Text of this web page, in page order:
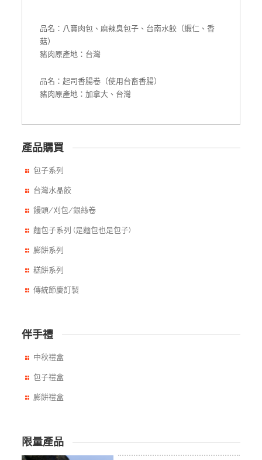
品名：八寶肉包、麻辣臭包子、台南水餃（蝦仁、香
菇）
豬肉原產地：台灣
品名：起司香腸卷（使用台畜香腸）
豬肉原產地：加拿大、台灣
產品購買
包子系列
台灣水晶餃
饅頭/刈包/銀絲卷
麵包子系列 (是麵包也是包子)
膨餅系列
糕餅系列
傳統節慶訂製
伴手禮
中秋禮盒
包子禮盒
膨餅禮盒
限量產品